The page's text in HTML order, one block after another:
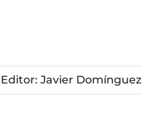
Editor: Javier Domínguez